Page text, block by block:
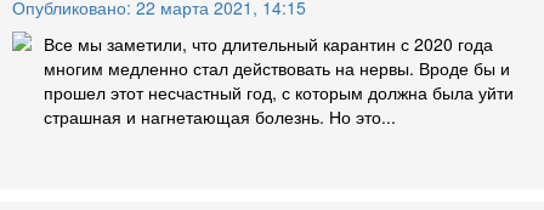
Опубликовано: 22 марта 2021, 14:15
Все мы заметили, что длительный карантин с 2020 года
многим медленно стал действовать на нервы. Вроде бы и
прошел этот несчастный год, с которым должна была уйти
страшная и нагнетающая болезнь. Но это...